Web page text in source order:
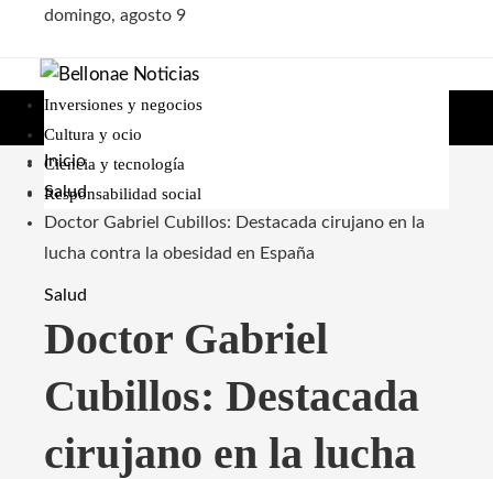
domingo, agosto 9
Inversiones y negocios
Cultura y ocio
Ciencia y tecnología
Responsabilidad social
Inicio
Salud
Doctor Gabriel Cubillos: Destacada cirujano en la
lucha contra la obesidad en España
Salud
Doctor Gabriel
Cubillos: Destacada
cirujano en la lucha